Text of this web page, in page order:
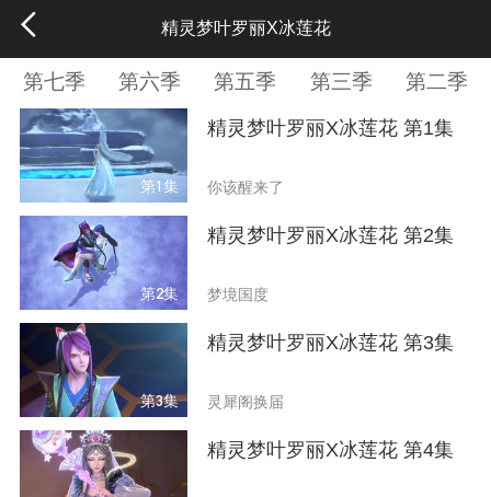
精灵梦叶罗丽X冰莲花
第七季 第六季 第五季 第三季 第二季
第1集
精灵梦叶罗丽X冰莲花 第1集
你该醒来了
第2集
精灵梦叶罗丽X冰莲花 第2集
梦境国度
第3集
精灵梦叶罗丽X冰莲花 第3集
灵犀阁换届
精灵梦叶罗丽X冰莲花 第4集